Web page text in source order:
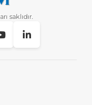
saklıdır.